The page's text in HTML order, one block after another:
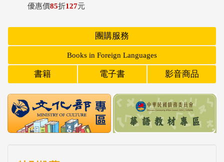
優惠價85折127元
團購服務
Books in Foreign Languages
書籍 電子書 影音商品